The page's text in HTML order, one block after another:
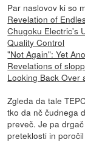
Par naslovov ki so
Revelation of
Chugoku Electric's
Quality Control
"Not Again": Yet
Revelations of
Looking Back Over
Zgleda da tale
tko da nč čudnega
preveč. Je pa
preteklosti in